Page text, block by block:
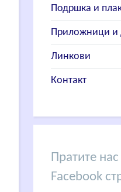
Подршка и
Приложници и
Линкови
Контакт
Пратите нас
Facebook